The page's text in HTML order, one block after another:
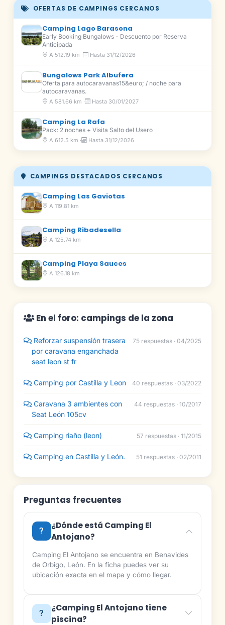
OFERTAS DE CAMPINGS CERCANOS
Camping Lago Barasona
Early Booking Bungalows - Descuento por Reserva
Anticipada
A 512.19 km · Hasta 31/12/2026
Bungalows Park Albufera
Oferta para autocaravanas15&euro; / noche para
autocaravanas.
A 581.66 km · Hasta 30/01/2027
Camping La Rafa
Pack: 2 noches + Visita Salto del Usero
A 612.5 km · Hasta 31/12/2026
CAMPINGS DESTACADOS CERCANOS
Camping Las Gaviotas
A 119.81 km
Camping Ribadesella
A 125.74 km
Camping Playa Sauces
A 126.18 km
En el foro: campings de la zona
Reforzar suspensión trasera
por caravana enganchada
seat leon st fr
75 respuestas · 04/2025
Camping por Castilla y Leon 40 respuestas · 03/2022
Caravana 3 ambientes con
Seat León 105cv
44 respuestas · 10/2017
Camping riaño (leon) 57 respuestas · 11/2015
Camping en Castilla y León. 51 respuestas · 02/2011
Preguntas frecuentes
¿Dónde está Camping El
Antojano?
Camping El Antojano se encuentra en Benavides
de Orbigo, León. En la ficha puedes ver su
ubicación exacta en el mapa y cómo llegar.
¿Camping El Antojano tiene
piscina?